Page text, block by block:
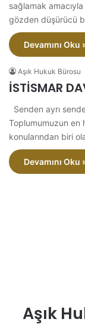
sağlamak
gözden düşürücü
Devamını Oku
Aşık Hukuk Bürosu
İSTİSMAR
Senden ayrı
Toplumumuzun en
konularından biri
Devamını Oku
Aşık